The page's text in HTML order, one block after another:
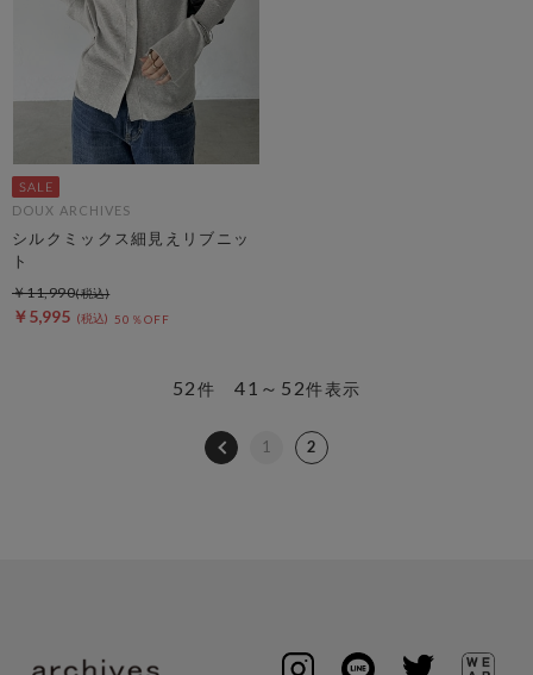
DOUX ARCHIVES
シルクミックス細見えリブニッ
ト
￥5,995 50％OFF
￥11,990
41～52件表示
52件
1 2